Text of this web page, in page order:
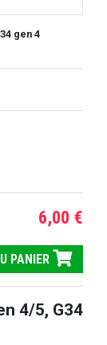
gen 4
6,00 €
PANIER
4/5, G34